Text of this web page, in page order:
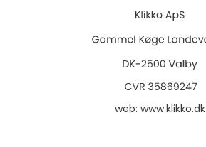
web: www.klikko.dk